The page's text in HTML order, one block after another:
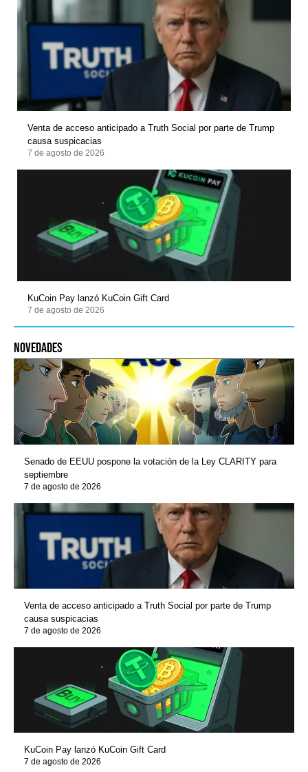
Venta de acceso anticipado a Truth Social por parte de Trump
causa suspicacias
7 de agosto de 2026
KuCoin Pay lanzó KuCoin Gift Card
7 de agosto de 2026
novedades
Senado de EEUU pospone la votación de la Ley CLARITY para
septiembre
7 de agosto de 2026
Venta de acceso anticipado a Truth Social por parte de Trump
causa suspicacias
7 de agosto de 2026
KuCoin Pay lanzó KuCoin Gift Card
7 de agosto de 2026